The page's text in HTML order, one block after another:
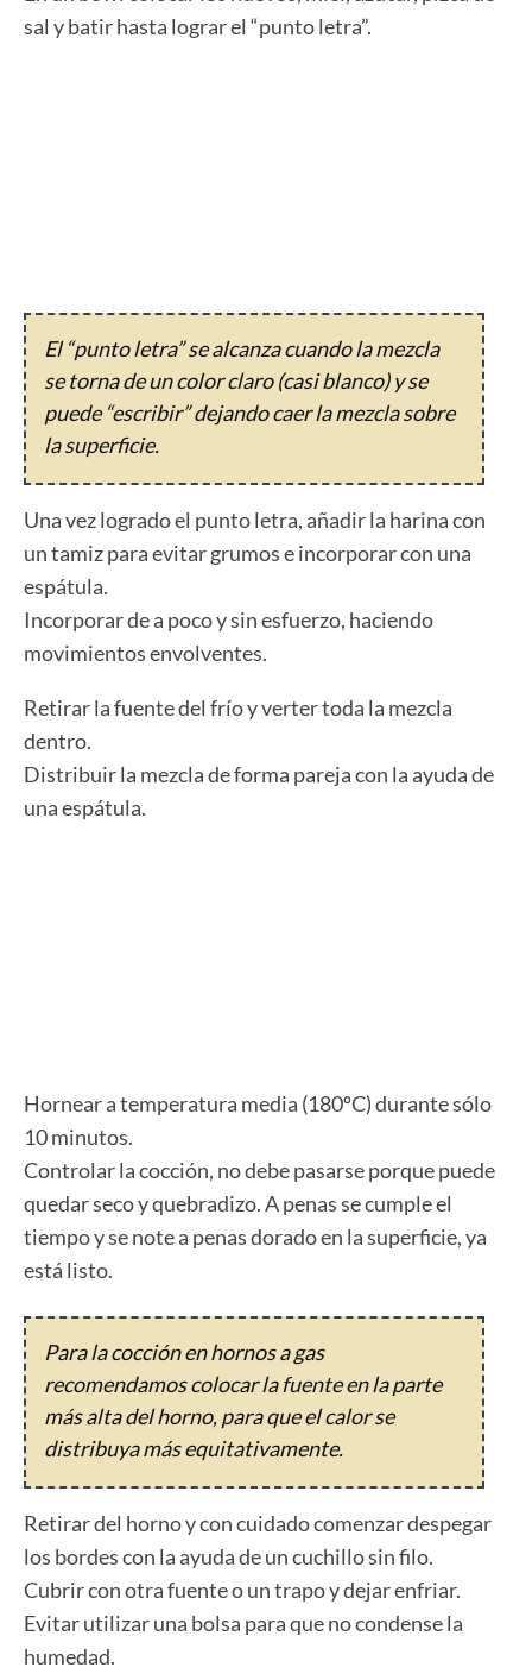
sal y batir hasta lograr el “punto letra”.
El “punto letra” se alcanza cuando la mezcla
se torna de un color claro (casi blanco) y se
puede “escribir” dejando caer la mezcla sobre
la superficie.
Una vez logrado el punto letra, añadir la harina con
un tamiz para evitar grumos e incorporar con una
espátula.
Incorporar de a poco y sin esfuerzo, haciendo
movimientos envolventes.
Retirar la fuente del frío y verter toda la mezcla
dentro.
Distribuir la mezcla de forma pareja con la ayuda de
una espátula.
Hornear a temperatura media (180ºC) durante sólo
10 minutos.
Controlar la cocción, no debe pasarse porque puede
quedar seco y quebradizo. A penas se cumple el
tiempo y se note a penas dorado en la superficie, ya
está listo.
Para la cocción en hornos a gas
recomendamos colocar la fuente en la parte
más alta del horno, para que el calor se
distribuya más equitativamente.
Retirar del horno y con cuidado comenzar despegar
los bordes con la ayuda de un cuchillo sin filo.
Cubrir con otra fuente o un trapo y dejar enfriar.
Evitar utilizar una bolsa para que no condense la
humedad.